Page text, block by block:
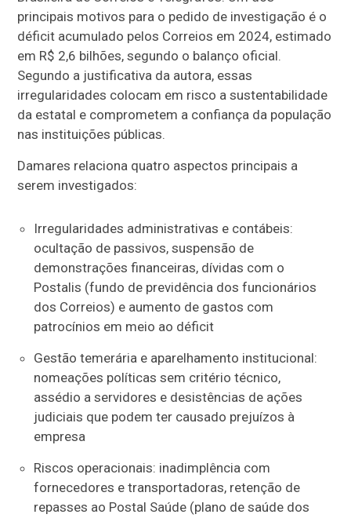
principais motivos para o pedido de investigação é o
déficit acumulado pelos Correios em 2024, estimado
em R$ 2,6 bilhões, segundo o balanço oficial.
Segundo a justificativa da autora, essas
irregularidades colocam em risco a sustentabilidade
da estatal e comprometem a confiança da população
nas instituições públicas.
Damares relaciona quatro aspectos principais a
serem investigados:
Irregularidades administrativas e contábeis:
ocultação de passivos, suspensão de
demonstrações financeiras, dívidas com o
Postalis (fundo de previdência dos funcionários
dos Correios) e aumento de gastos com
patrocínios em meio ao déficit
Gestão temerária e aparelhamento institucional:
nomeações políticas sem critério técnico,
assédio a servidores e desistências de ações
judiciais que podem ter causado prejuízos à
empresa
Riscos operacionais: inadimplência com
fornecedores e transportadoras, retenção de
repasses ao Postal Saúde (plano de saúde dos